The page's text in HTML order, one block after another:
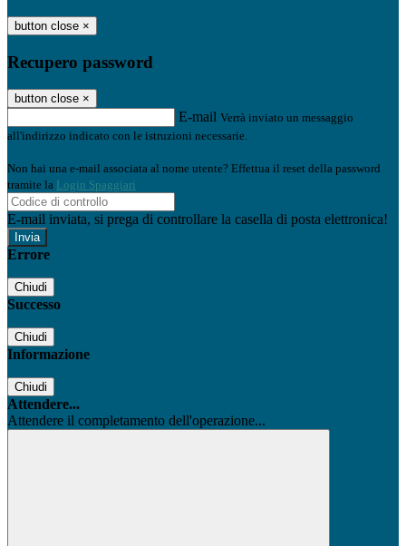
button close ×
Recupero password
button close ×
E-mail Verrà inviato un messaggio
all'indirizzo indicato con le istruzioni necessarie.
Non hai una e-mail associata al nome utente? Effettua il reset della password
tramite la Login Spaggiari
E-mail inviata, si prega di controllare la casella di posta elettronica!
Errore
Chiudi
Successo
Chiudi
Informazione
Chiudi
Attendere...
Attendere il completamento dell'operazione...